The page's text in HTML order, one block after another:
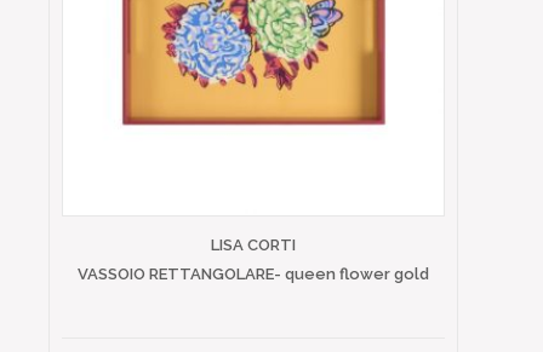
LISA CORTI
VASSOIO RETTANGOLARE- queen flower gold